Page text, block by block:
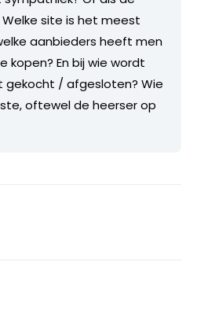
site is het meest
aanbieders heeft men
kopen? En bij wie wordt
gekocht / afgesloten? Wie
oftewel de heerser op